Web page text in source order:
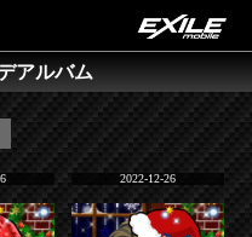
アルバム
2022-12-26